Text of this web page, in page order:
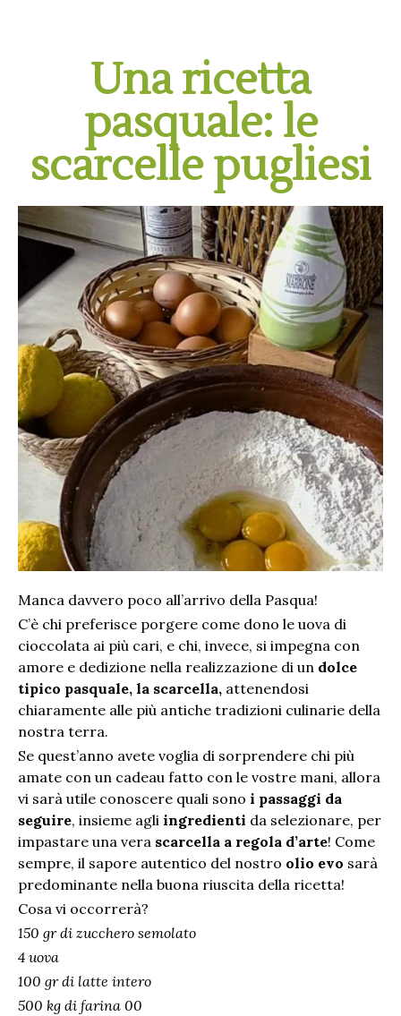
Una ricetta
pasquale: le
scarcelle pugliesi
Manca davvero poco all’arrivo della Pasqua!
C’è chi preferisce porgere come dono le uova di
cioccolata ai più cari, e chi, invece, si impegna con
amore e dedizione nella realizzazione di un dolce
tipico pasquale, la scarcella, attenendosi
chiaramente alle più antiche tradizioni culinarie della
nostra terra.
Se quest’anno avete voglia di sorprendere chi più
amate con un cadeau fatto con le vostre mani, allora
vi sarà utile conoscere quali sono i passaggi da
seguire, insieme agli ingredienti da selezionare, per
impastare una vera scarcella a regola d’arte! Come
sempre, il sapore autentico del nostro olio evo sarà
predominante nella buona riuscita della ricetta!
Cosa vi occorrerà?
150 gr di zucchero semolato
4 uova
100 gr di latte intero
500 kg di farina 00